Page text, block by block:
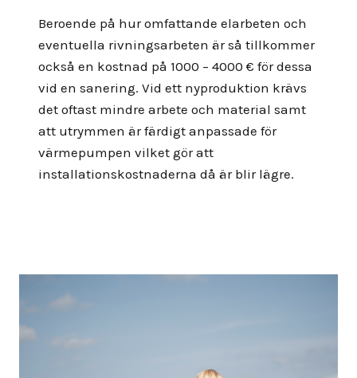
Beroende på hur omfattande elarbeten och
eventuella rivningsarbeten är så tillkommer
också en kostnad på 1000 – 4000 € för dessa
vid en sanering. Vid ett nyproduktion krävs
det oftast mindre arbete och material samt
att utrymmen är färdigt anpassade för
värmepumpen vilket gör att
installationskostnaderna då är blir lägre.